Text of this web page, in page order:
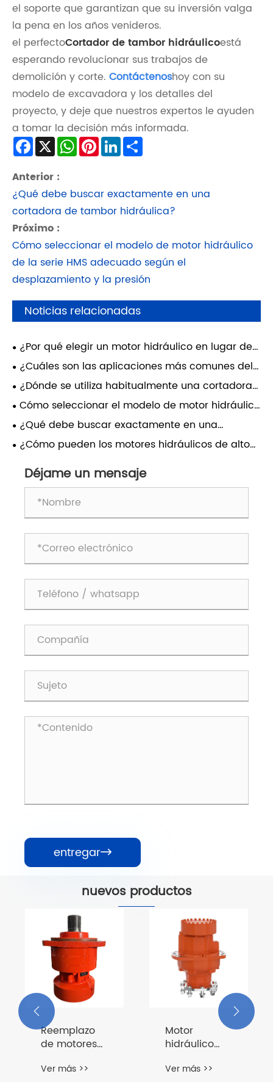
el soporte que garantizan que su inversión valga
la pena en los años venideros.
el perfectoCortador de tambor hidráulicoestá
esperando revolucionar sus trabajos de
demolición y corte. Contáctenoshoy con su
modelo de excavadora y los detalles del
proyecto, y deje que nuestros expertos le ayuden
a tomar la decisión más informada.
Facebook
X WhatsApp
Pinterest
LinkedIn
Anterior :
¿Qué debe buscar exactamente en una
cortadora de tambor hidráulica?
Próximo :
Cómo seleccionar el modelo de motor hidráulico
de la serie HMS adecuado según el
desplazamiento y la presión
Noticias relacionadas
¿Por qué elegir un motor hidráulico en lugar de
un motor eléctrico para equipos móviles de
servicio pesado?
¿Cuáles son las aplicaciones más comunes del
motor hidráulico serie HMK en maquinaria
pesada?
¿Dónde se utiliza habitualmente una cortadora
de tambor horizontal en excavación y
demolición?
Cómo seleccionar el modelo de motor hidráulico
de la serie HMS adecuado según el
desplazamiento y la presión
¿Qué debe buscar exactamente en una
cortadora de tambor hidráulica?
¿Cómo pueden los motores hidráulicos de alto
maquinaria?
Déjame un mensaje
entregar
nuevos productos
Reemplazo
de motores
accionamiento
Ver más >>
Motor
hidráulico
HMCRE10
Ver más >>
 